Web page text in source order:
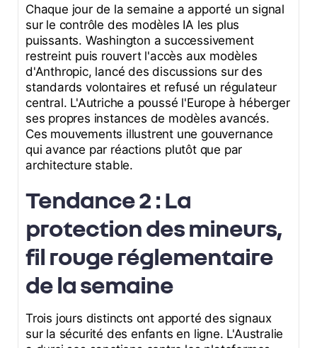
Chaque jour de la semaine a apporté un signal
sur le contrôle des modèles IA les plus
puissants. Washington a successivement
restreint puis rouvert l'accès aux modèles
d'Anthropic, lancé des discussions sur des
standards volontaires et refusé un régulateur
central. L'Autriche a poussé l'Europe à héberger
ses propres instances de modèles avancés.
Ces mouvements illustrent une gouvernance
qui avance par réactions plutôt que par
architecture stable.
Tendance 2 : La
protection des mineurs,
fil rouge réglementaire
de la semaine
Trois jours distincts ont apporté des signaux
sur la sécurité des enfants en ligne. L'Australie